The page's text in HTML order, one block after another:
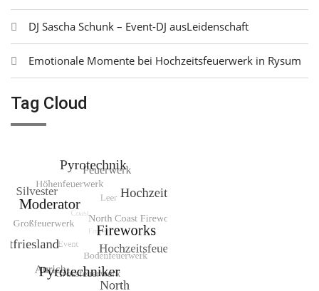
DJ Sascha Schunk – Event-DJ ausLeidenschaft
Emotionale Momente bei Hochzeitsfeuerwerk in Rysum
Tag Cloud